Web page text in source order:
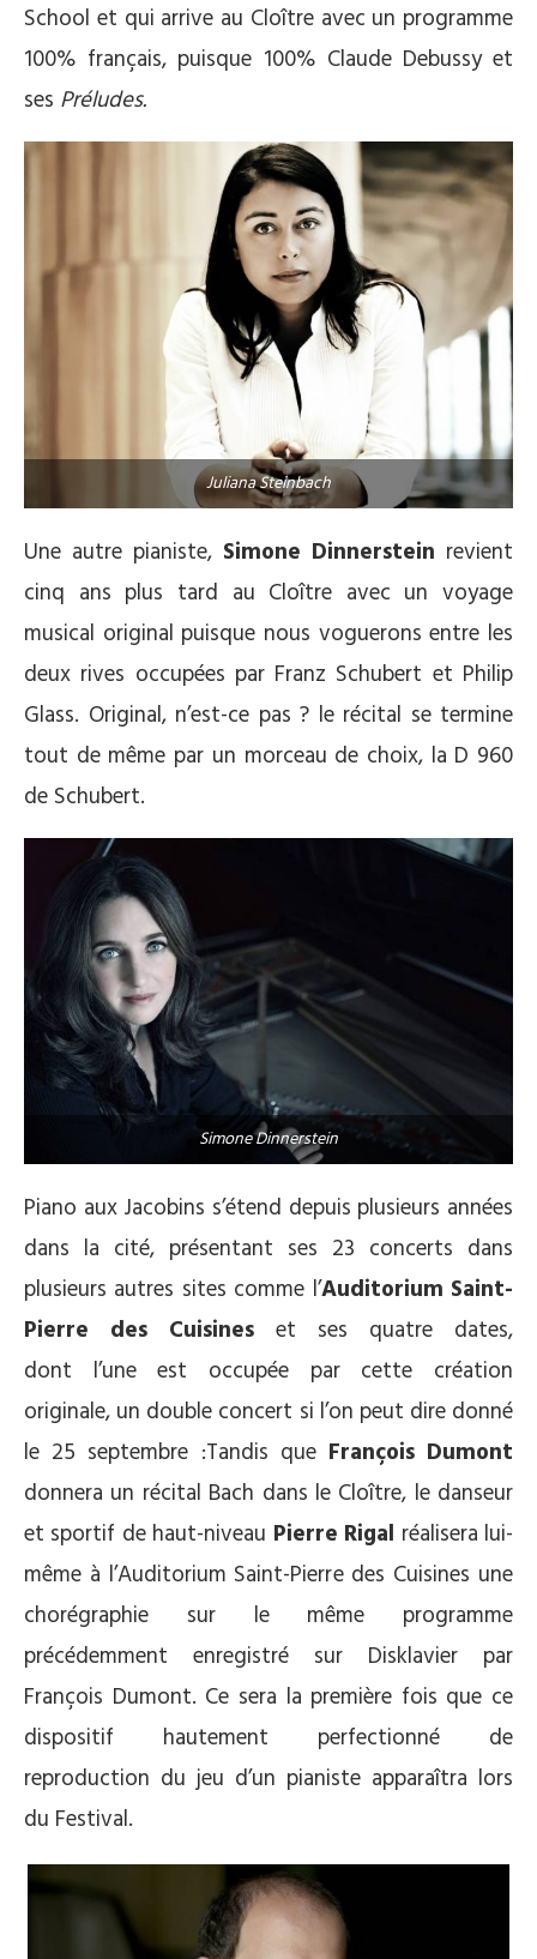
School et qui arrive au Cloître avec un programme
100% français, puisque 100% Claude Debussy et
ses Préludes.
Juliana Steinbach
Une autre pianiste, Simone Dinnerstein revient
cinq ans plus tard au Cloître avec un voyage
musical original puisque nous voguerons entre les
deux rives occupées par Franz Schubert et Philip
Glass. Original, n’est-ce pas ? le récital se termine
tout de même par un morceau de choix, la D 960
de Schubert.
Simone Dinnerstein
Piano aux Jacobins s’étend depuis plusieurs années
dans la cité, présentant ses 23 concerts dans
plusieurs autres sites comme l’Auditorium Saint-
Pierre des Cuisines et ses quatre dates,
dont l’une est occupée par cette création
originale, un double concert si l’on peut dire donné
le 25 septembre :Tandis que François Dumont
donnera un récital Bach dans le Cloître, le danseur
et sportif de haut-niveau Pierre Rigal réalisera lui-
même à l’Auditorium Saint-Pierre des Cuisines une
chorégraphie sur le même programme
précédemment enregistré sur Disklavier par
François Dumont. Ce sera la première fois que ce
dispositif hautement perfectionné de
reproduction du jeu d’un pianiste apparaîtra lors
du Festival.